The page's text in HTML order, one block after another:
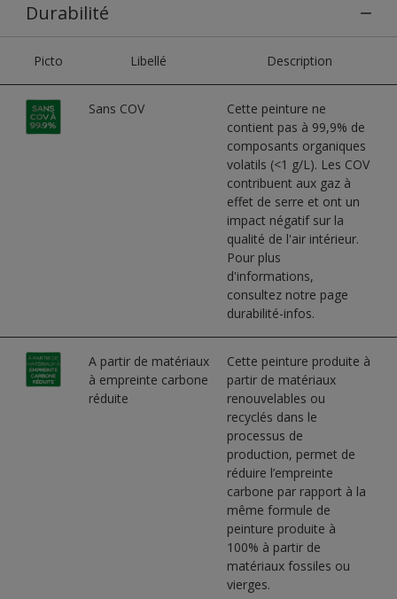
Durabilité
Picto Libellé Description
Sans COV
Cette peinture ne
contient pas à 99,9% de
composants organiques
volatils (<1 g/L). Les COV
contribuent aux gaz à
effet de serre et ont un
impact négatif sur la
qualité de l'air intérieur.
Pour plus
d'informations,
consultez notre page
durabilité-infos.
A partir de matériaux
à empreinte carbone
réduite
Cette peinture produite à
partir de matériaux
renouvelables ou
recyclés dans le
processus de
production, permet de
réduire l’empreinte
carbone par rapport à la
même formule de
peinture produite à
100% à partir de
matériaux fossiles ou
vierges.